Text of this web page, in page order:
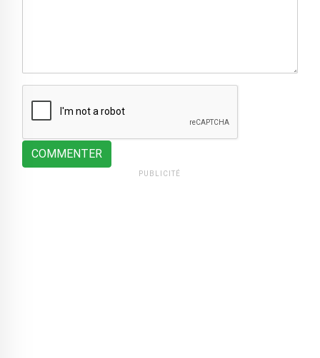
COMMENTER
PUBLICITÉ